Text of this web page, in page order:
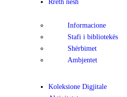
Rreth nesh
Informacione
Stafi i bibliotekës
Shërbimet
Ambjentet
Koleksione Digjitale
TË REJA
NA KONTAKTONI